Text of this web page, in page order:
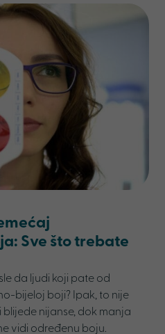
Sve što trebate
da ljudi koji pate od
bijeloj boji? Ipak, to nije
nijanse, dok manja
vidi određenu boju.